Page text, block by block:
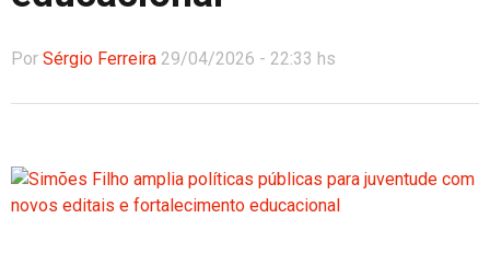
Por Sérgio Ferreira 29/04/2026 - 22:33 hs